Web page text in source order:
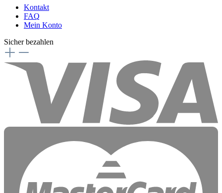
Kontakt
FAQ
Mein Konto
Sicher bezahlen